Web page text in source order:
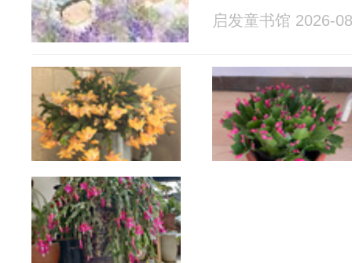
启发童书馆 2026-